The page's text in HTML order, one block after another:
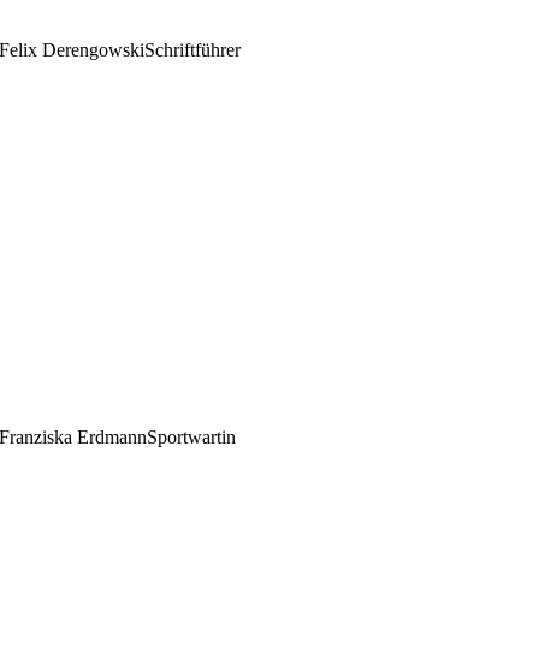
Felix DerengowskiSchriftführer
Franziska ErdmannSportwartin